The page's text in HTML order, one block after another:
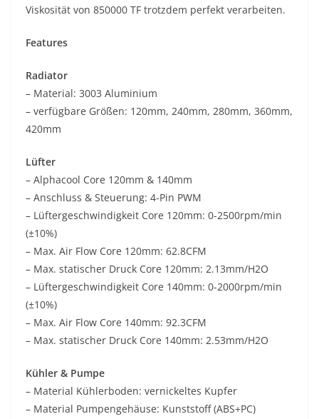
Viskosität von 850000 TF trotzdem perfekt verarbeiten.
Features
Radiator
– Material: 3003 Aluminium
– verfügbare Größen: 120mm, 240mm, 280mm, 360mm,
420mm
Lüfter
– Alphacool Core 120mm & 140mm
– Anschluss & Steuerung: 4-Pin PWM
– Lüftergeschwindigkeit Core 120mm: 0-2500rpm/min
(±10%)
– Max. Air Flow Core 120mm: 62.8CFM
– Max. statischer Druck Core 120mm: 2.13mm/H2O
– Lüftergeschwindigkeit Core 140mm: 0-2000rpm/min
(±10%)
– Max. Air Flow Core 140mm: 92.3CFM
– Max. statischer Druck Core 140mm: 2.53mm/H2O
Kühler & Pumpe
– Material Kühlerboden: vernickeltes Kupfer
– Material Pumpengehäuse: Kunststoff (ABS+PC)